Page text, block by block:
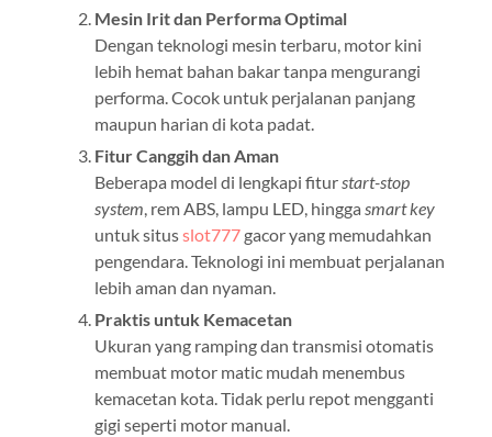
Mesin Irit dan Performa Optimal
Dengan teknologi mesin terbaru, motor kini
lebih hemat bahan bakar tanpa mengurangi
performa. Cocok untuk perjalanan panjang
maupun harian di kota padat.
Fitur Canggih dan Aman
Beberapa model di lengkapi fiturstart-stop
system, rem ABS, lampu LED, hingga smart key
untuk situsslot777gacor yang memudahkan
pengendara. Teknologi ini membuat perjalanan
lebih aman dan nyaman.
Praktis untuk Kemacetan
Ukuran yang ramping dan transmisi otomatis
membuat motor matic mudah menembus
kemacetan kota. Tidak perlu repot mengganti
gigi seperti motor manual.